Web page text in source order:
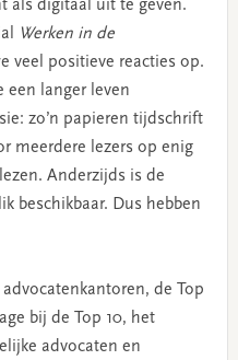
als digitaal uit te geven.
Werken in de
veel positieve reacties op.
een langer leven
zo’n papieren tijdschrift
meerdere lezers op enig
Anderzijds is de
beschikbaar. Dus hebben
de Top
bij de Top 10, het
advocaten en